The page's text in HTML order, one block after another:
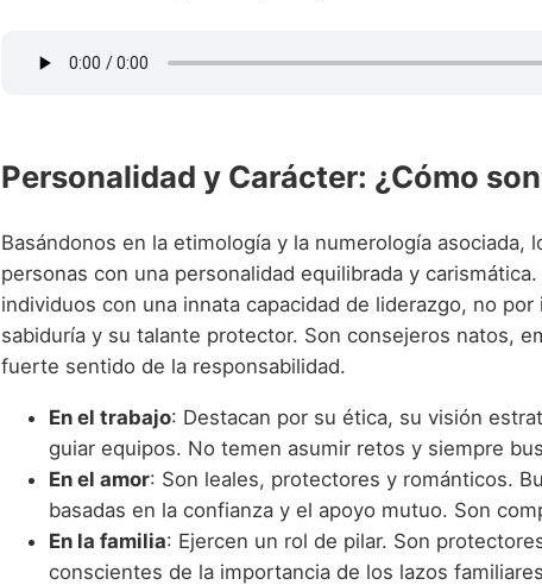
Personalidad y Carácter: ¿Cómo
Basándonos en la etimología y la numerología asociada,
personas con una personalidad equilibrada y
individuos con una innata capacidad de liderazgo, no
sabiduría y su talante protector. Son consejeros natos,
fuerte sentido de la responsabilidad.
En el trabajo: Destacan por su ética, su visión
guiar equipos. No temen asumir retos y siempre
En el amor: Son leales, protectores y románticos.
basadas en la confianza y el apoyo mutuo. Son
En la familia: Ejercen un rol de pilar. Son
conscientes de la importancia de los lazos